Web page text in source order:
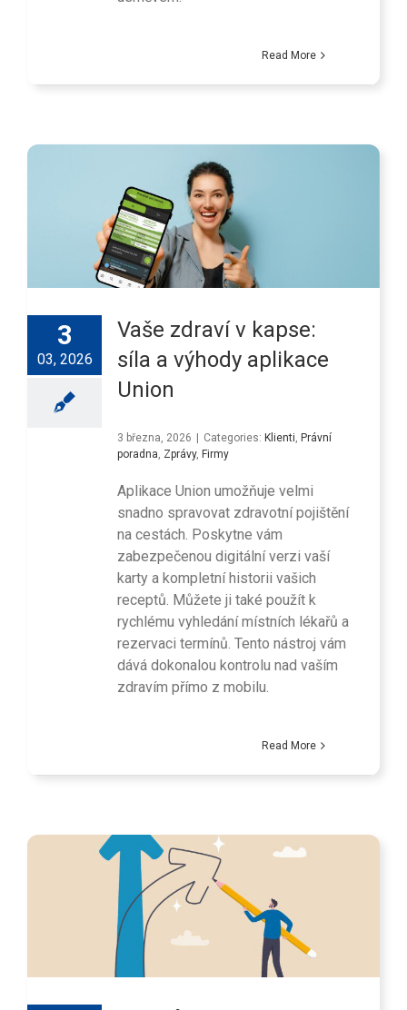
Read More
3
03, 2026
Vaše zdraví v kapse:
síla a výhody aplikace
Union
3 března, 2026 | Categories: Klienti Právní
poradna Zprávy, Firmy
Aplikace Union umožňuje velmi
snadno spravovat zdravotní pojištění
na cestách. Poskytne vám
zabezpečenou digitální verzi vaší
karty a kompletní historii vašich
receptů. Můžete ji také použít k
rychlému vyhledání místních lékařů a
rezervaci termínů. Tento nástroj vám
dává dokonalou kontrolu nad vaším
zdravím přímo z mobilu.
Read More